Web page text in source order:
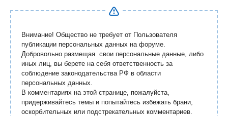
Внимание! Общество не требует от Пользователя
публикации персональных данных на форуме.
Добровольно размещая свои персональные данные, либо
иных лиц, вы берете на себя ответственность за
соблюдение законодательства РФ в области
персональных данных.
В комментариях на этой странице, пожалуйста,
придерживайтесь темы и попытайтесь избежать брани,
оскорбительных или подстрекательных комментариев.